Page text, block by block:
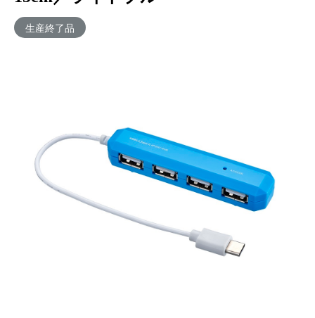
生産終了品
コンパクト＆スリム26面デザイン
メーカー希望小売価格：
+ 税